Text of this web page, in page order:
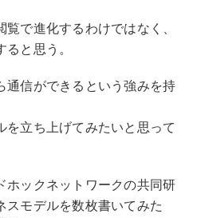
で進化するわけではなく、
と思う。
通信ができるという強みを持
を立ち上げてみたいと思って
ホックネットワークの共同研
モデルを数枚書いてみた